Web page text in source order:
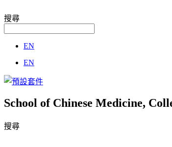
搜尋
EN
EN
School of Chinese Medicine,
搜尋